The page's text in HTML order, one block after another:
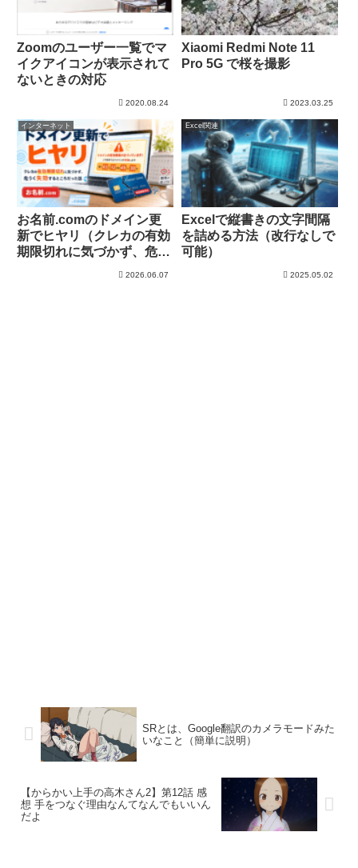
Zoomのユーザー一覧でマ
イクアイコンが表示されて
ないときの対応
2020.08.24
Xiaomi Redmi Note 11
Pro 5G で桜を撮影
2023.03.25
インターネット
お名前.comのドメイン更
新でヒヤリ（クレカの有効
期限切れに気づかず、危う
2026.06.07
Excel関連
Excelで縦書きの文字間隔
を詰める方法（改行なしで
可能）
2025.05.02
SRとは、Google翻訳のカメラモードみた
いなこと（簡単に説明）
【からかい上手の高木さん2】第12話 感
想 手をつなぐ理由なんてなんでもいいん
だよ